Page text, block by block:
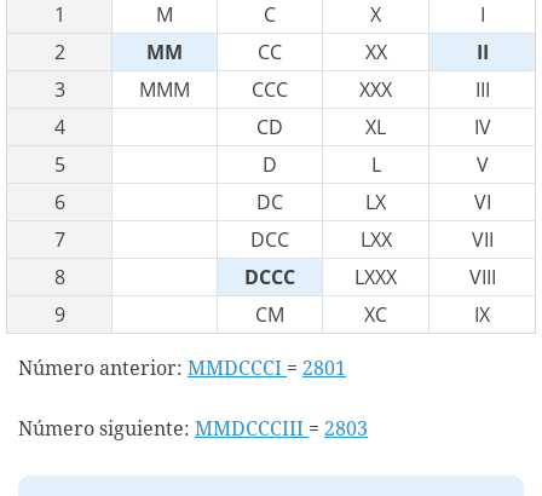
1
M C X
I
2
MM CC XX
II
3
MMM CCC XXX
III
4
CD XL
IV
5
D L
V
6
DC LX
VI
7
DCC LXX
VII
8
DCCC LXXX
VIII
9
CM XC IX
Número anterior: MMDCCCI = 2801
Número siguiente: MMDCCCIII = 2803